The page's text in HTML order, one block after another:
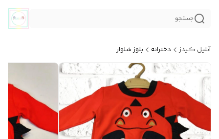
جستجو
آنلیل کیدز دخترانه بلوز شلوار